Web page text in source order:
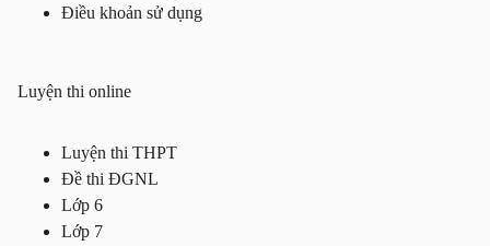
Điều khoản sử dụng
Luyện thi online
Luyện thi THPT
Đề thi ĐGNL
Lớp 6
Lớp 7